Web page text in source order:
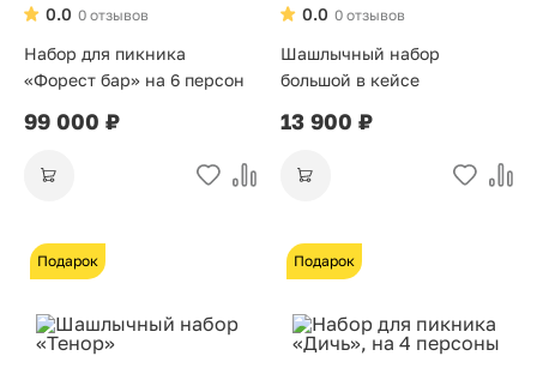
0 отзывов
0.0
Набор для пикника
«Форест бар» на 6 персон
99 000 ₽
0 отзывов
0.0
Шашлычный набор
большой в кейсе
13 900 ₽
Подарок Подарок